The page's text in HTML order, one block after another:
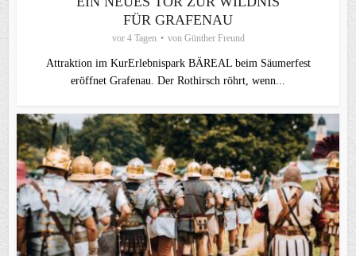
FÜR GRAFENAU
vor 4 Tagen von Günther Freund
Attraktion im KurErlebnispark BÄREAL beim Säumerfest
eröffnet Grafenau. Der Rothirsch röhrt, wenn...